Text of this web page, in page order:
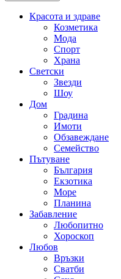
Красота и здраве
Козметика
Мода
Спорт
Храна
Светски
Звезди
Шоу
Дом
Градина
Имоти
Обзавеждане
Семейство
Пътуване
България
Екзотика
Море
Планина
Забавление
Любопитно
Хороскоп
Любов
Връзки
Сватби